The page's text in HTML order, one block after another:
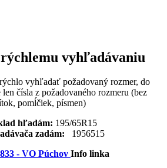
vyhľadávaniu
vyhľadať požadovaný rozmer, do
čísla z požadovaného rozmeru (bez
pomĺčiek, písmen)
hľadám: 195/65R15
zadám: 1956515
- VO Púchov Info linka